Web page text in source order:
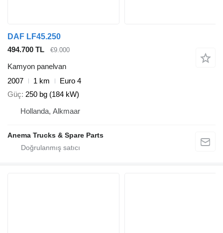
DAF LF45.250
494.700 TL
€9.000
Kamyon panelvan
2007
1 km
Euro 4
Güç 250 bg (184 kW)
Hollanda, Alkmaar
Anema Trucks & Spare Parts